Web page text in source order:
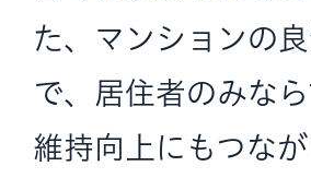
た、マンションの
で、居住者のみな
維持向上にもつなが